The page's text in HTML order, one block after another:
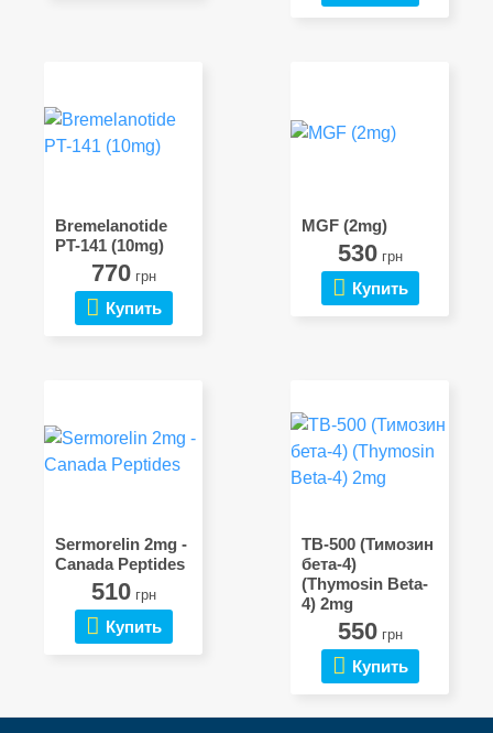
Bremelanotide
PT-141 (10mg)
770грн
Купить
MGF (2mg)
530грн
Купить
Sermorelin 2mg -
Canada Peptides
510грн
Купить
TB-500 (Тимозин
бета-4)
(Thymosin Beta-
4) 2mg
550грн
Купить